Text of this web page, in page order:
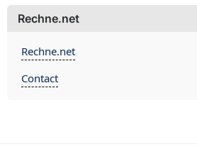
Rechne.net
Rechne.net
Contact